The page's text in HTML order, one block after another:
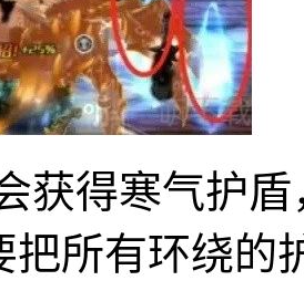
获得寒气护
把所有环绕的